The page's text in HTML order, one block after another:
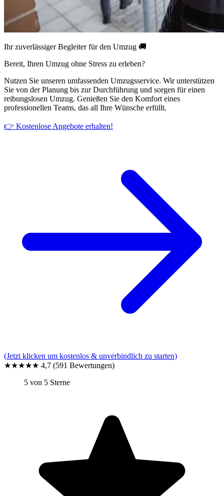
Ihr zuverlässiger Begleiter für den Umzug 🚚
Bereit, Ihren Umzug ohne Stress zu erleben?
Nutzen Sie unseren umfassenden Umzugsservice. Wir unterstützen
Sie von der Planung bis zur Durchführung und sorgen für einen
reibungslosen Umzug. Genießen Sie den Komfort eines
professionellen Teams, das all Ihre Wünsche erfüllt.
👉 Kostenlose Angebote erhalten!
(Jetzt klicken um kostenlos & unverbindlich zu starten)
★★★★★ 4,7 (591 Bewertungen)
5 von 5 Sterne